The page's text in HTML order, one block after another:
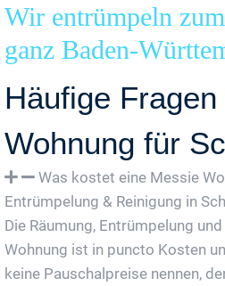
Wir entrümpeln
ganz Baden-
Häufige
Wohnung für
Was kostet eine Messie
Entrümpelung & Reinigung in
Die Räumung, Entrümpelung
Wohnung ist in puncto Kosten
keine Pauschalpreise nennen,